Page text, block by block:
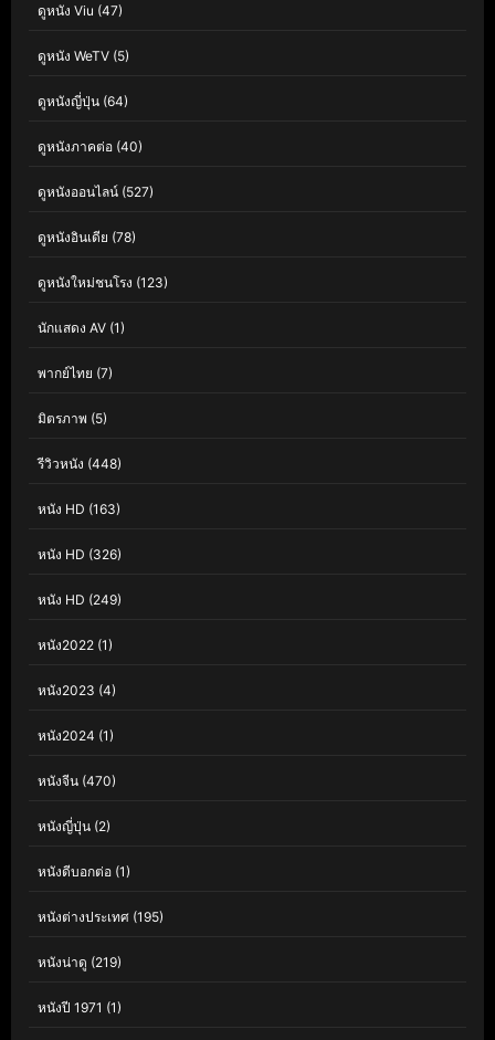
ดูหนัง Viu (47)
ดูหนัง WeTV (5)
ดูหนังญี่ปุ่น (64)
ดูหนังภาคต่อ (40)
ดูหนังออนไลน์ (527)
ดูหนังอินเดีย (78)
ดูหนังใหม่ชนโรง (123)
นักแสดง AV (1)
พากย์ไทย (7)
มิตรภาพ (5)
รีวิวหนัง (448)
หนัง HD (163)
หนัง HD (326)
หนัง HD (249)
หนัง2022 (1)
หนัง2023 (4)
หนัง2024 (1)
หนังจีน (470)
หนังญี่ปุ่น (2)
หนังดีบอกต่อ (1)
หนังต่างประเทศ (195)
หนังน่าดู (219)
หนังปี 1971 (1)